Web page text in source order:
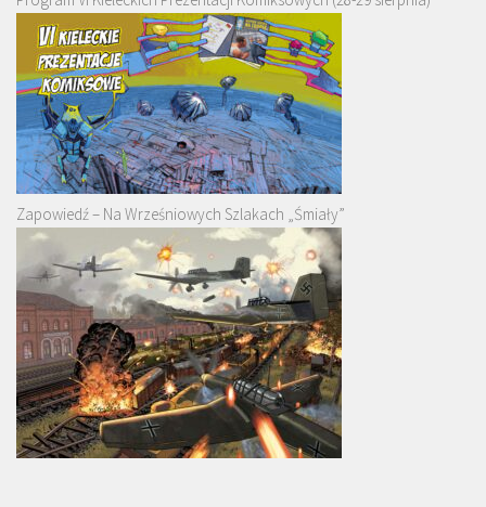
Zapowiedź – Na Wrześniowych Szlakach „Śmiały”